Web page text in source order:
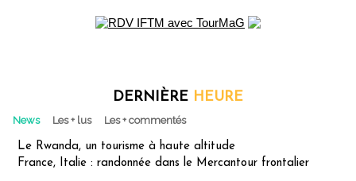
DERNIÈRE HEURE
News Les + lus Les + commentés
Le Rwanda, un tourisme à haute altitude
France, Italie : randonnée dans le Mercantour frontalier